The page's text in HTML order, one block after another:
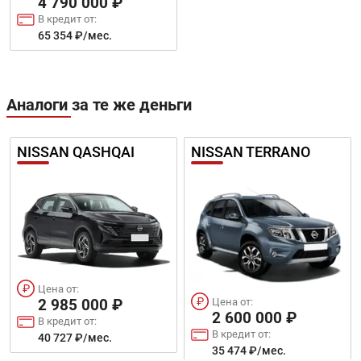
В кредит от:
65 354 ₽/мес.
Аналоги за те же деньги
NISSAN QASHQAI
Цена от:
2 985 000 ₽
В кредит от:
40 727 ₽/мес.
NISSAN TERRANO
Цена от:
2 600 000 ₽
В кредит от:
35 474 ₽/мес.